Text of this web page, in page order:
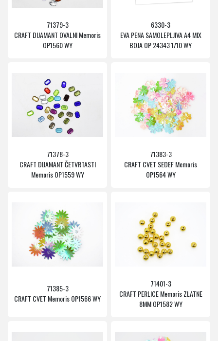
71379-3
CRAFT DIJAMANT OVALNI Memoris
OP1560 WY
6330-3
EVA PENA SAMOLEPLJIVA A4 MIX
BOJA OP 24343 1/10 WY
71378-3
CRAFT DIJAMANT ČETVRTASTI
Memoris OP1559 WY
71383-3
CRAFT CVET SEDEF Memoris
OP1564 WY
71385-3
CRAFT CVET Memoris OP1566 WY
71401-3
CRAFT PERLICE Memoris ZLATNE
8MM OP1582 WY